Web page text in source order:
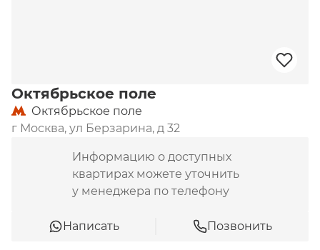
Октябрьское поле
Октябрьское поле
г Москва, ул Берзарина, д 32
Информацию о доступных
квартирах можете уточнить
у менеджера по телефону
Написать Позвонить